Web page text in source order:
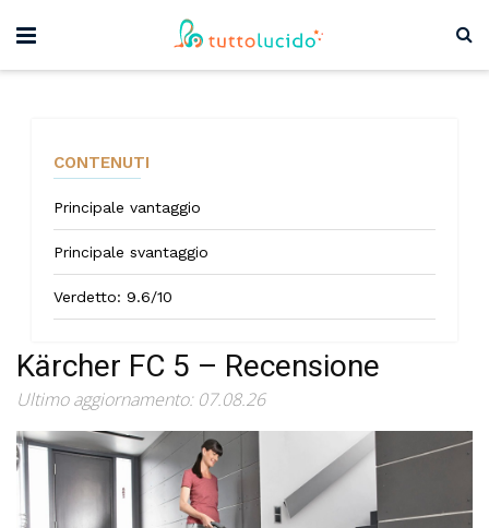
CONTENUTI
Principale vantaggio
Principale svantaggio
Verdetto: 9.6/10
Kärcher FC 5 – Recensione
Ultimo aggiornamento: 07.08.26